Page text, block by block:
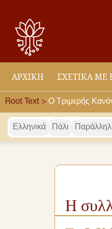
περιεχόμενο
ΑΡΧΙΚΉ ΣΧΕΤΙΚΆ ΜΕ
Root Text > Ο Τριμερής
Ελληνικά Πάλι
Η